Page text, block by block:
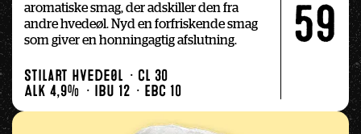
aromatiske smag, der adskiller den fra
andre hvedeøl. Nyd en forfriskende smag
som giver en honningagtig afslutning.
Stilart Hvedeøl
Cl 30
Alk 4,9%
IBU 12 EBC 10
59